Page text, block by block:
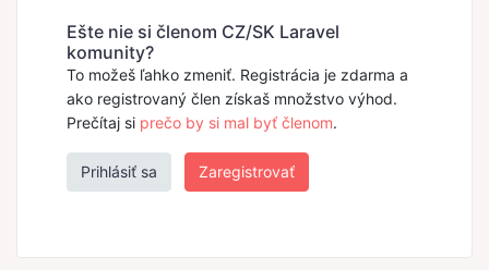
Ešte nie si členom CZ/SK Laravel
komunity?
To možeš ľahko zmeniť. Registrácia je zdarma a
ako registrovaný člen získaš množstvo výhod.
Prečítaj si prečo by si mal byť členom.
Prihlásiť sa Zaregistrovať